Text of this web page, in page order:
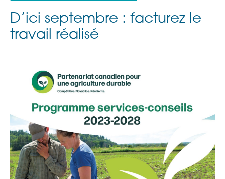
D’ici septembre : facturez le
travail réalisé